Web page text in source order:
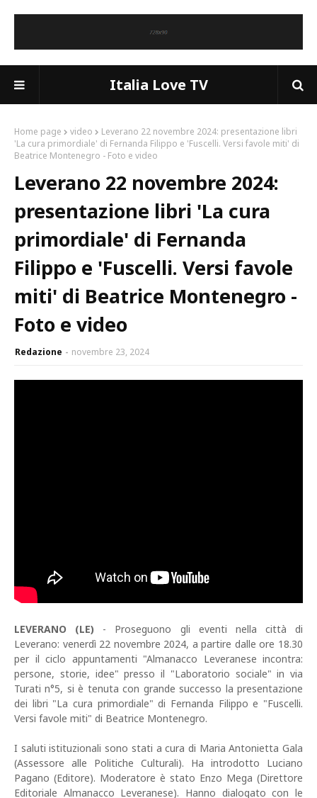
Italia Love TV
Home page video
Leverano 22 novembre 2024: presentazione libri
'La cura primordiale' di Fernanda Filippo e 'Fuscelli. Versi favole miti' di
Beatrice Montenegro - Foto e video
Leverano 22 novembre 2024:
presentazione libri 'La cura
primordiale' di Fernanda
Filippo e 'Fuscelli. Versi favole
miti' di Beatrice Montenegro -
Foto e video
Redazione novembre 23, 2024
LEVERANO (LE) - Proseguono gli eventi nella città di
Leverano: venerdì 22 novembre 2024, a partire dalle ore 18.30
per il ciclo appuntamenti "Almanacco Leveranese incontra:
persone, storie, idee" presso il "Laboratorio sociale" in via
Turati n°5, si è tenuta con grande successo la presentazione
dei libri "La cura primordiale" di Fernanda Filippo e "Fuscelli.
Versi favole miti" di Beatrice Montenegro.
I saluti istituzionali sono stati a cura di Maria Antonietta Gala
(Assessore alle Politiche Culturali). Ha introdotto Luciano
Pagano (Editore). Moderatore è stato Enzo Mega (Direttore
Editoriale Almanacco Leveranese). Hanno dialogato con le